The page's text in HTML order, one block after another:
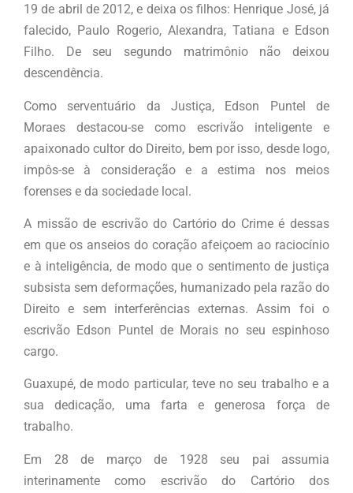
19 de abril de 2012, e deixa os filhos: Henrique José, já
falecido, Paulo Rogerio, Alexandra, Tatiana e Edson
Filho. De seu segundo matrimônio não deixou
descendência.
Como serventuário da Justiça, Edson Puntel de
Moraes destacou-se como escrivão inteligente e
apaixonado cultor do Direito, bem por isso, desde logo,
impôs-se à consideração e a estima nos meios
forenses e da sociedade local.
A missão de escrivão do Cartório do Crime é dessas
em que os anseios do coração afeiçoem ao raciocínio
e à inteligência, de modo que o sentimento de justiça
subsista sem deformações, humanizado pela razão do
Direito e sem interferências externas. Assim foi o
escrivão Edson Puntel de Morais no seu espinhoso
cargo.
Guaxupé, de modo particular, teve no seu trabalho e a
sua dedicação, uma farta e generosa força de
trabalho.
Em 28 de março de 1928 seu pai assumia
interinamente como escrivão do Cartório dos